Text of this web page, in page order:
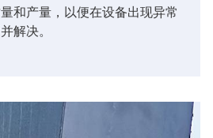
和产量，以便在设备出现异常
解决。